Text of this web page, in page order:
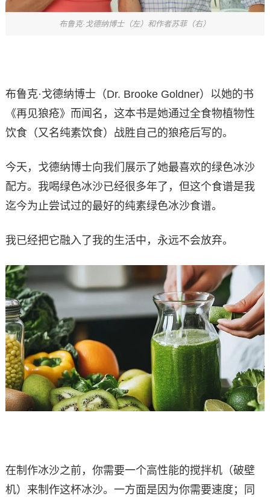
布鲁克·戈德纳博士（左）和作者苏菲（右）
布鲁克·戈德纳博士（Dr. Brooke Goldner）以她的书
《再见狼疮》而闻名，这本书是她通过全食物植物性
饮食（又名纯素饮食）战胜自己的狼疮后写的。
今天，戈德纳博士向我们展示了她最喜欢的绿色冰沙
配方。我喝绿色冰沙已经很多年了，但这个食谱是我
迄今为止尝试过的最好的纯素绿色冰沙食谱。
我已经把它融入了我的生活中，永远不会放弃。
在制作冰沙之前，你需要一个高性能的搅拌机（破壁
机）来制作这杯冰沙。一方面是因为你需要速度；同